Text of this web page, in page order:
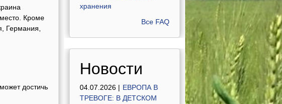
Кроме
Германия,
достичь
хранения
Все FAQ
Новости
04.07.2026 | ЕВРОПА В
ТРЕВОГЕ: В ДЕТСКОМ